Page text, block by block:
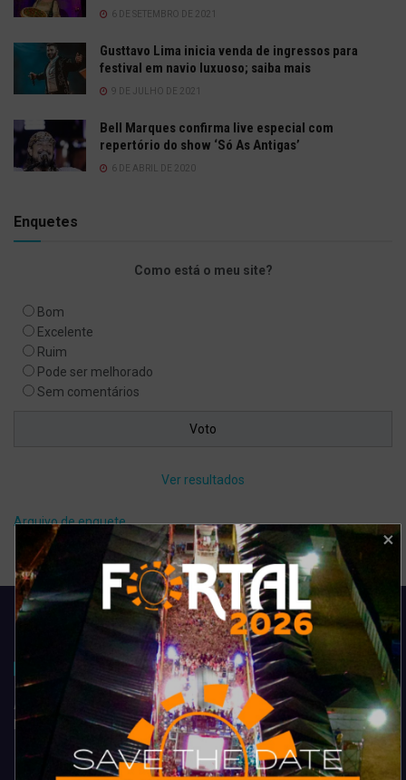
6 DE SETEMBRO DE 2021
Gusttavo Lima inicia venda de ingressos para
festival em navio luxuoso; saiba mais
9 DE JULHO DE 2021
Bell Marques confirma live especial com
repertório do show ‘Só As Antigas’
6 DE ABRIL DE 2020
Enquetes
Como está o meu site?
Bom
Excelente
Ruim
Pode ser melhorado
Sem comentários
Ver resultados
Arquivo de enquete
Acompanhe todas as novidades do entretenimento na região de
Fortaleza. Dicas, promoções, coberturas exclusivas e muito mais.